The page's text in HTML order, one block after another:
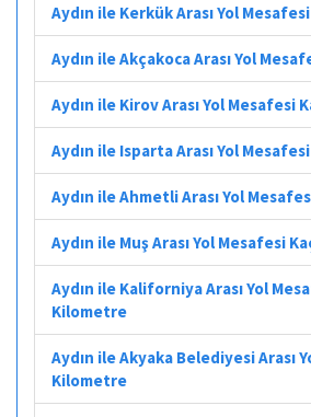
Aydın ile Kerkük Arası Yol
Aydın ile Akçakoca Arası Yol
Aydın ile Kirov Arası Yol Mesafesi
Aydın ile Isparta Arası Yol
Aydın ile Ahmetli Arası Yol
Aydın ile Muş Arası Yol Mesafesi
Aydın ile Kaliforniya Arası Yol
Kilometre
Aydın ile Akyaka Belediyesi Arası
Kilometre